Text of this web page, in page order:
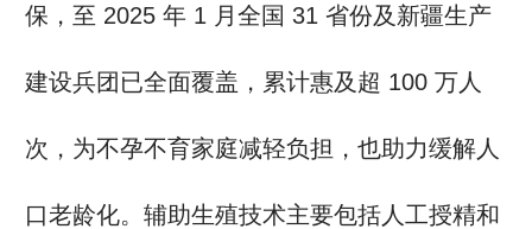
保，至 2025 年 1 月全国 31 省份及新疆生产
建设兵团已全面覆盖，累计惠及超 100 万人
次，为不孕不育家庭减轻负担，也助力缓解人
口老龄化。辅助生殖技术主要包括人工授精和